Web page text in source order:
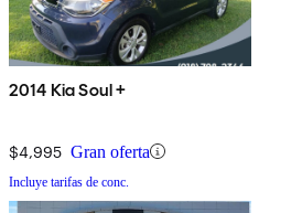
2014 Kia Soul +
$4,995 Gran oferta
Incluye tarifas de conc.